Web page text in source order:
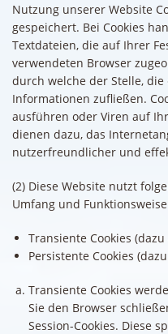
Nutzung unserer Website
gespeichert. Bei Cookies
Textdateien, die auf Ihrer
verwendeten Browser
durch welche der Stelle,
Informationen zufließen.
ausführen oder Viren auf
dienen dazu, das
nutzerfreundlicher und
(2) Diese Website nutzt
Umfang und
Transiente Cookies (dazu
Persistente Cookies
Transiente Cookies
Sie den Browser
Session-Cookies. Diese